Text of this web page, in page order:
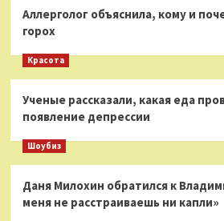
Аллерголог объяснила, кому и
горох
Красота
Ученые рассказали, какая еда
появление депрессии
Шоубиз
Даня Милохин обратился к
меня не расстраиваешь ни капли»